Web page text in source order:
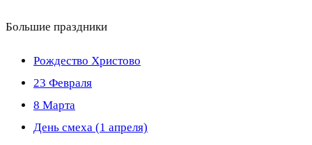
Большие праздники
Рождество Христово
23 Февраля
8 Марта
День смеха (1 апреля)